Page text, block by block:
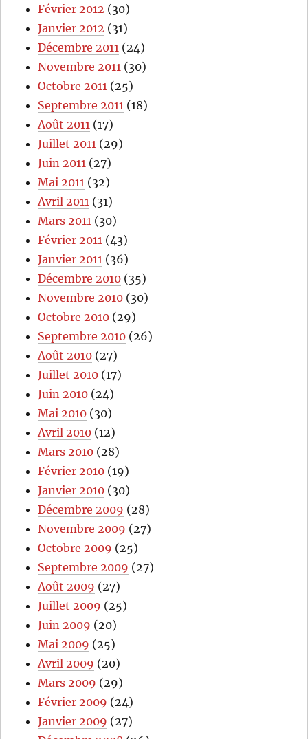
Février 2012 (30)
Janvier 2012 (31)
Décembre 2011 (24)
Novembre 2011 (30)
Octobre 2011 (25)
Septembre 2011 (18)
Août 2011 (17)
Juillet 2011 (29)
Juin 2011 (27)
Mai 2011 (32)
Avril 2011 (31)
Mars 2011 (30)
Février 2011 (43)
Janvier 2011 (36)
Décembre 2010 (35)
Novembre 2010 (30)
Octobre 2010 (29)
Septembre 2010 (26)
Août 2010 (27)
Juillet 2010 (17)
Juin 2010 (24)
Mai 2010 (30)
Avril 2010 (12)
Mars 2010 (28)
Février 2010 (19)
Janvier 2010 (30)
Décembre 2009 (28)
Novembre 2009 (27)
Octobre 2009 (25)
Septembre 2009 (27)
Août 2009 (27)
Juillet 2009 (25)
Juin 2009 (20)
Mai 2009 (25)
Avril 2009 (20)
Mars 2009 (29)
Février 2009 (24)
Janvier 2009 (27)